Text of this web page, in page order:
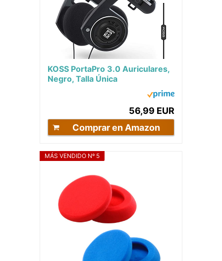
KOSS PortaPro 3.0 Auriculares,
Negro, Talla Única
56,99 EUR
Comprar en Amazon
MÁS VENDIDO Nº 5